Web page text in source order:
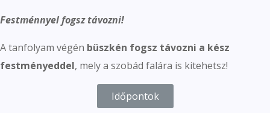
Festménnyel fogsz távozni!
A tanfolyam végén büszkén fogsz távozni a kész
festményeddel, mely a szobád falára is kitehetsz!
Időpontok